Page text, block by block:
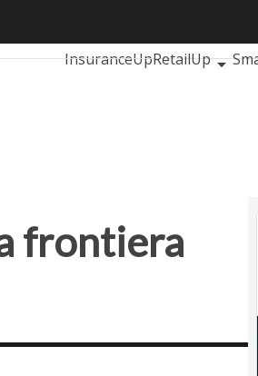
InsuranceUpRetailUp
frontiera